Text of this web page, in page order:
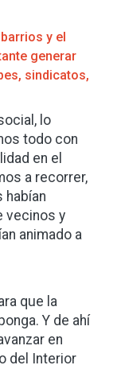
y el
generar
sindicatos,
lo
todo con
en el
a recorrer,
habían
vecinos y
animado a
que la
Y de ahí
en
del Interior